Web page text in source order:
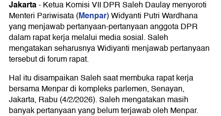
Jakarta-Ketua Komisi VII DPR Saleh Daulay menyoroti
Menteri Pariwisata (Menpar) Widyanti Putri Wardhana
yang menjawab pertanyaan-pertanyaan anggota DPR
dalam rapat kerja melalui media sosial. Saleh
mengatakan seharusnya Widiyanti menjawab pertanyaan
tersebut di forum rapat.
Hal itu disampaikan Saleh saat membuka rapat kerja
bersama Menpar di kompleks parlemen, Senayan,
Jakarta, Rabu (4/2/2026). Saleh mengatakan masih
banyak pertanyaan yang belum terjawab oleh Menpar.